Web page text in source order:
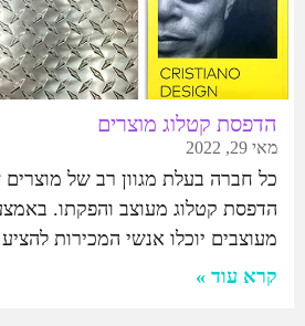
הדפסת קטלוג מוצרים
מאי 29, 2022
כל חברה בעלת מגוון רב של מוצרים
הדפסת קטלוג מעוצב והפקתו.
מעוצבים יוכלו אנשי המכירות להציע
קרא עוד »